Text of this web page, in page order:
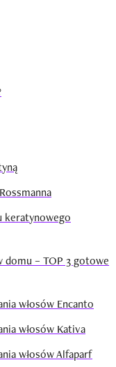
keratynowego
domu – TOP 3 gotowe
włosów Encanto
włosów Kativa
włosów Alfaparf